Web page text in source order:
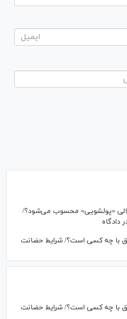
«پولشویی» محسوب می‌شود؟/
دادگاه
با چه کسی است؟/ شرایط حضانت
با چه کسی است؟/ شرایط حضانت